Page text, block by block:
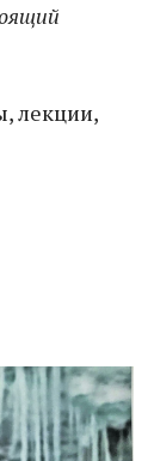
лекции,